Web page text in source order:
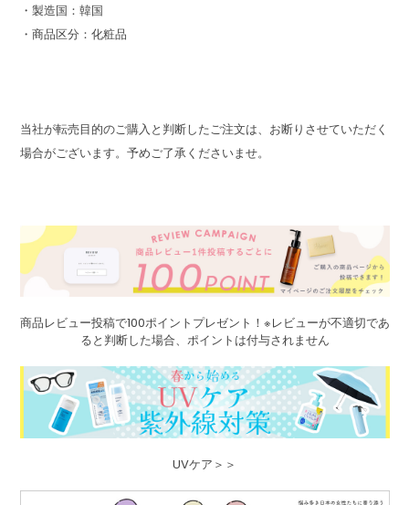
・製造国：韓国
・商品区分：化粧品
当社が転売目的のご購入と判断したご注文は、お断りさせていただく
場合がございます。予めご了承くださいませ。
商品レビュー投稿で100ポイントプレゼント！※レビューが不適切であ
ると判断した場合、ポイントは付与されません
UVケア＞＞